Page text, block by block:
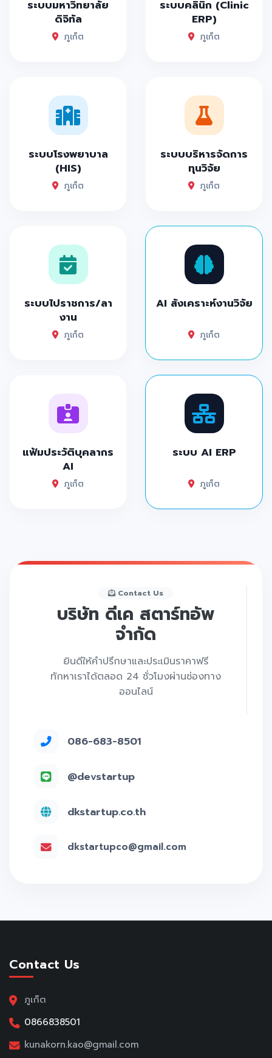
ระบบมหาวิทยาลัย
ดิจิทัล
ภูเก็ต
ระบบคลินิก (Clinic
ERP)
ภูเก็ต
ระบบโรงพยาบาล
(HIS)
ภูเก็ต
ระบบบริหารจัดการ
ทุนวิจัย
ภูเก็ต
ระบบไปราชการ/ลา
งาน
ภูเก็ต
AI สังเคราะห์งานวิจัย
ภูเก็ต
แฟ้มประวัติบุคลากร
AI
ภูเก็ต
ระบบ AI ERP
ภูเก็ต
Contact Us
บริษัท ดีเค สตาร์ทอัพ
จำกัด
ยินดีให้คำปรึกษาและประเมินราคาฟรี
ทักหาเราได้ตลอด 24 ชั่วโมงผ่านช่องทาง
ออนไลน์
086-683-8501
@devstartup
dkstartup.co.th
dkstartupco@gmail.com
Contact Us
ภูเก็ต
0866838501
kunakorn.kao@gmail.com